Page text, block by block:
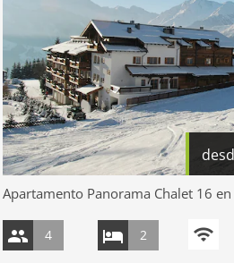
Apartamento Panorama Chalet 16
4 2